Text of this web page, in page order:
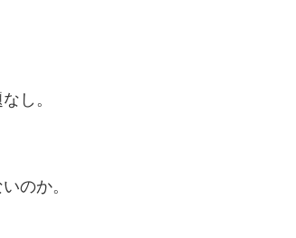
し。
のか。